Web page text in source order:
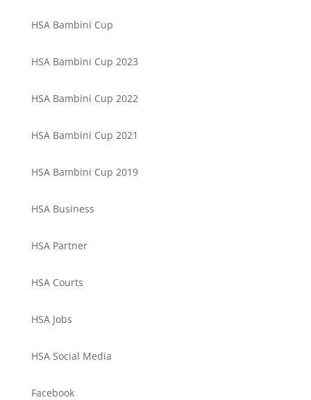
HSA Bambini Cup
HSA Bambini Cup 2023
HSA Bambini Cup 2022
HSA Bambini Cup 2021
HSA Bambini Cup 2019
HSA Business
HSA Partner
HSA Courts
HSA Jobs
HSA Social Media
Facebook